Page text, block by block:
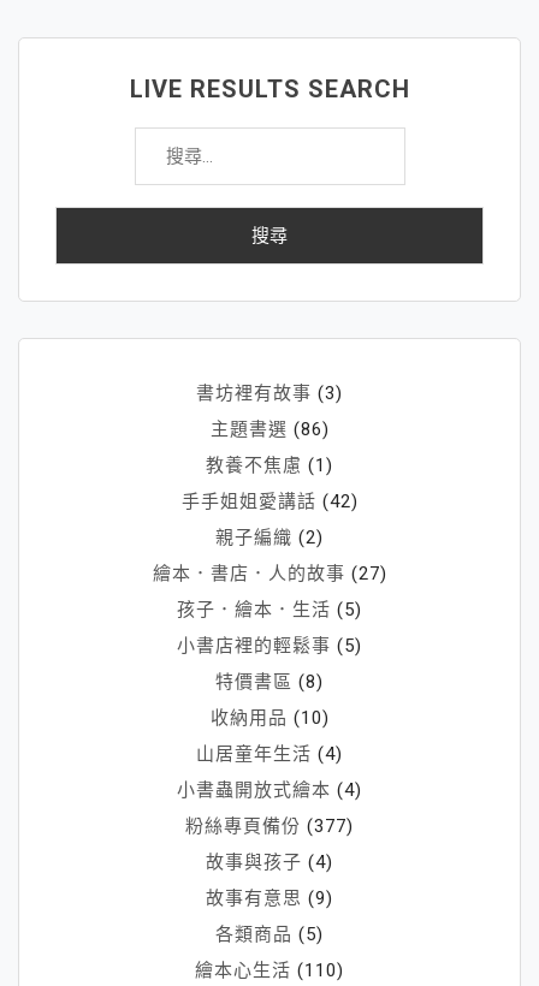
貝
安
繪
LIVE RESULTS SEARCH
搜
關
書坊裡有故事 (3)
主題書選 (86)
教養不焦慮 (1)
手手姐姐愛講話 (42)
親子編織 (2)
繪本．書店．人的故事 (27)
孩子．繪本．生活 (5)
小書店裡的輕鬆事 (5)
特價書區 (8)
收納用品 (10)
山居童年生活 (4)
小書蟲開放式繪本 (4)
粉絲專頁備份 (377)
故事與孩子 (4)
故事有意思 (9)
各類商品 (5)
繪本心生活 (110)